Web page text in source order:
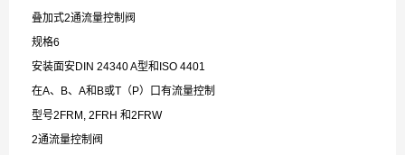
叠加式2通流量控制阀
规格6
安装面安DIN 24340 A型和ISO 4401
在A、B、A和B或T（P）口有流量控制
型号2FRM, 2FRH 和2FRW
2通流量控制阀